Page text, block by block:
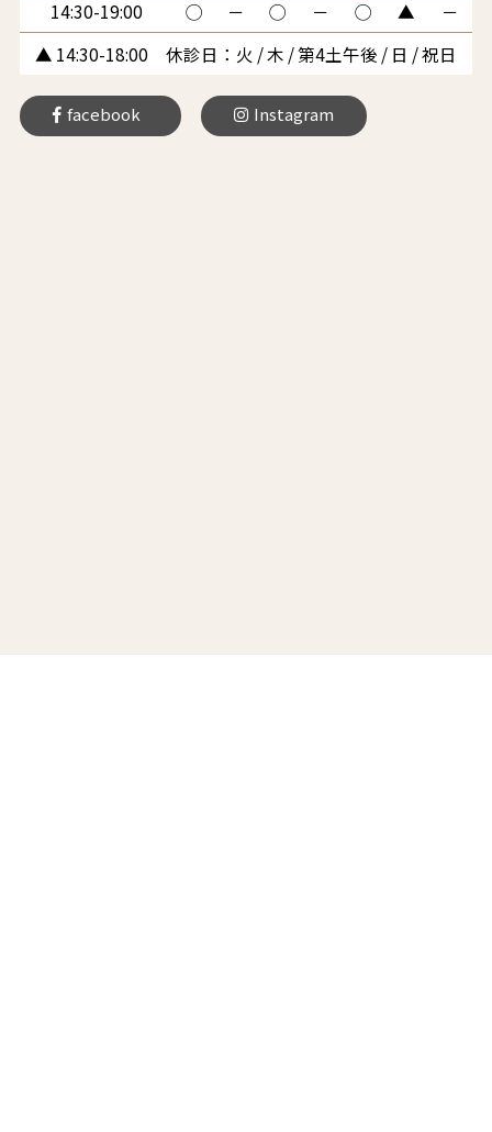
14:30-19:00
◯ － ◯ － ◯ ▲
－
▲ 14:30-18:00 休診日：火 / 木 / 第4土午後 / 日 / 祝日
facebook Instagram